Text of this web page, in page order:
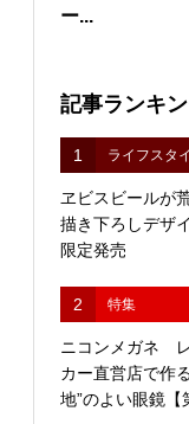
ー...
記事ランキ
1 ライフスタ
ヱビスビールが
描き下ろしデザ
限定発売
2 特集
ニコンメガネ
カー直営店で作
地”のよい眼鏡【